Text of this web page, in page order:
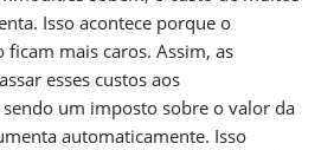
Isso acontece porque o
mais caros. Assim, as
esses custos aos
sendo um imposto sobre o valor da
automaticamente. Isso